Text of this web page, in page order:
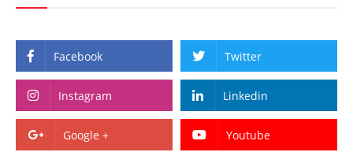
Facebook Twitter
Instagram Linkedin
Google + Youtube